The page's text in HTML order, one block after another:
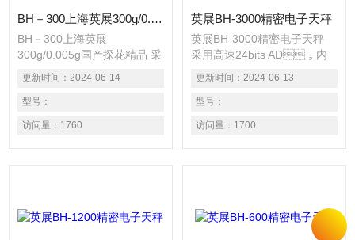
BH－300上海英展300g/0.005g国产探花精品
BH－300上海英展
300g/0.005g国产探花精品 采
用高速24bits
AD，内部精度高
达1/600 000。 具有简易计
数、计重、百分比之功能。
具有13种称重单位选择之功
更新时间： 2024-06-14
型号：
访问量： 1760
英展BH-3000精密电子天秤
英展BH-3000精密电子天秤
采用高速24bits AD，内
部精度高达1/600 000。 具有
简易计数、计重、百分比之功
能。 具有13种称重单位选择
之功能。 具有自动校正、零
点追踪、双重过载保护等功
更新时间： 2024-06-13
型号：
访问量： 1700